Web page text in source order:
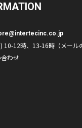
10-12時、13-16時（メール
わせ